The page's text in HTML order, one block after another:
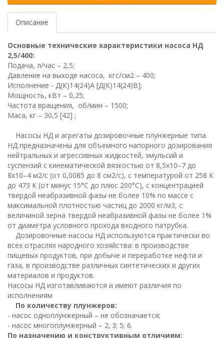
Описание
Основные технические характеристики насоса НД
2,5/400:
Подача, л/час – 2,5;
Давление на выходе насоса, кгс/см2 – 400;
Исполнение - Д(К)14(24)А [Д(К)14(24)В];
Мощность, кВт – 0,25;
Частота вращения, об/мин – 1500;
Маса, кг – 30,5 [42] ;
Насосы НД и агрегаты дозировочные плунжерные типа
НД предназначены для объемного напорного дозирования
нейтральных и агрессивных жидкостей, эмульсий и
суспензий с кинематической вязкостью от 8,5х10–7 до
8х10–4 м2/с (от 0,0085 до 8 см2/с), с температурой от 258 К
до 473 К (от минус 15°С до плюс 200°С), с концентрацией
твердой неабразивной фазы не более 10% по массе с
максимальной плотностью частиц до 2000 кг/м3, с
величиной зерна твердой неабразивной фазы не более 1%
от диаметра условного прохода входного патрубка.
Дозировочные насосы НД используются практически во
всех отраслях народного хозяйства: в производстве
пищевых продуктов, при добыче и переработке нефти и
газа, в производстве различных синтетических и других
материалов и продуктов.
Насосы НД изготавливаются и имеют различия по
исполнениям
По количеству плунжеров:
- насос одноплунжерный – не обозначается;
- насос многоплунжерный – 2; 3; 5; 6.
По назначению и конструктивным отличиям: